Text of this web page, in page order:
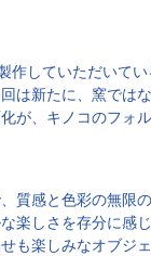
していただいて
は新たに、窯では
が、キノコのフォ
質感と色彩の無限
楽しさを存分に感
も楽しみなオブジェ